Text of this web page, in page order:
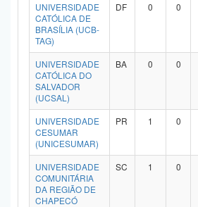
UNIVERSIDADE
CATÓLICA DE
BRASÍLIA (UCB-
TAG)
DF 0 0
UNIVERSIDADE
CATÓLICA DO
SALVADOR
(UCSAL)
BA 0 0
UNIVERSIDADE
CESUMAR
(UNICESUMAR)
PR 1 0
UNIVERSIDADE
COMUNITÁRIA
DA REGIÃO DE
CHAPECÓ
SC 1 0